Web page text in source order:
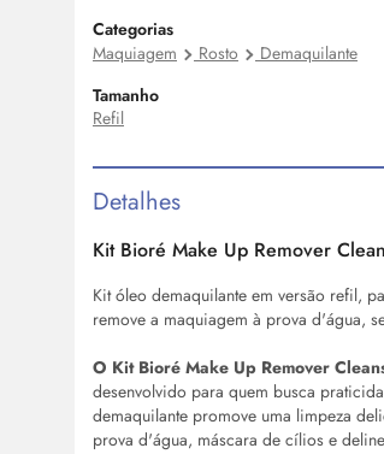
Categorias
Maquiagem
Rosto Demaquilante
Tamanho
Refil
Detalhes
Kit Bioré Make Up Remover
Kit óleo demaquilante em versão refil,
remove a maquiagem à prova d'água,
O Kit Bioré Make Up Remover
desenvolvido para quem busca
demaquilante promove uma limpeza
prova d'água, máscara de cílios e